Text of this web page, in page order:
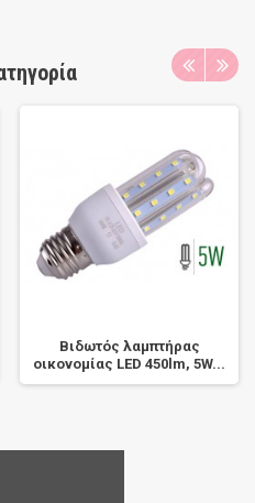
Βιδωτός λαμπτήρας
οικονομίας LED 450lm, 5W...